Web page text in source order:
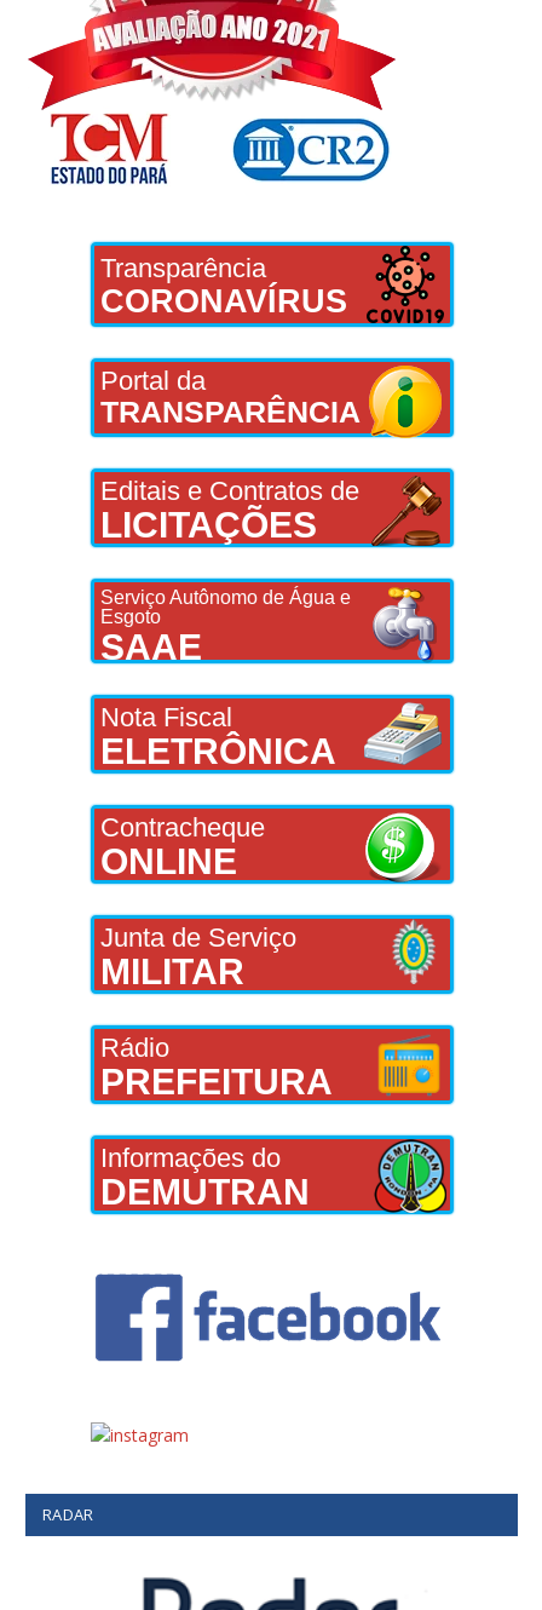
Transparência
CORONAVÍRUS
Portal da
TRANSPARÊNCIA
Editais e Contratos de
LICITAÇÕES
Serviço Autônomo de Água e
Esgoto
SAAE
Nota Fiscal
ELETRÔNICA
Contracheque
ONLINE
Junta de Serviço
MILITAR
Rádio
PREFEITURA
Informações do
DEMUTRAN
RADAR